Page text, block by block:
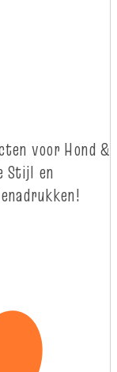
voor Hond &
Stijl en